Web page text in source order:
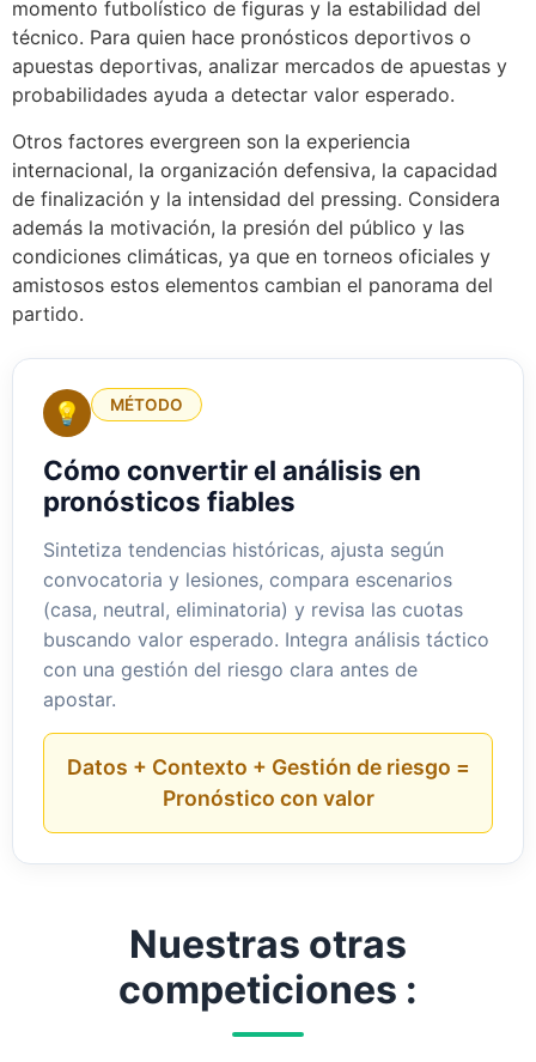
momento futbolístico de figuras y la estabilidad del
técnico. Para quien hace pronósticos deportivos o
apuestas deportivas, analizar mercados de apuestas y
probabilidades ayuda a detectar valor esperado.
Otros factores evergreen son la experiencia
internacional, la organización defensiva, la capacidad
de finalización y la intensidad del pressing. Considera
además la motivación, la presión del público y las
condiciones climáticas, ya que en torneos oficiales y
amistosos estos elementos cambian el panorama del
partido.
💡 MÉTODO
Cómo convertir el análisis en
pronósticos fiables
Sintetiza tendencias históricas, ajusta según
convocatoria y lesiones, compara escenarios
(casa, neutral, eliminatoria) y revisa las cuotas
buscando valor esperado. Integra análisis táctico
con una gestión del riesgo clara antes de
apostar.
Datos + Contexto + Gestión de riesgo =
Pronóstico con valor
Nuestras otras
competiciones :